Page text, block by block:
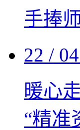
手捧
22 /
暖心
“精准